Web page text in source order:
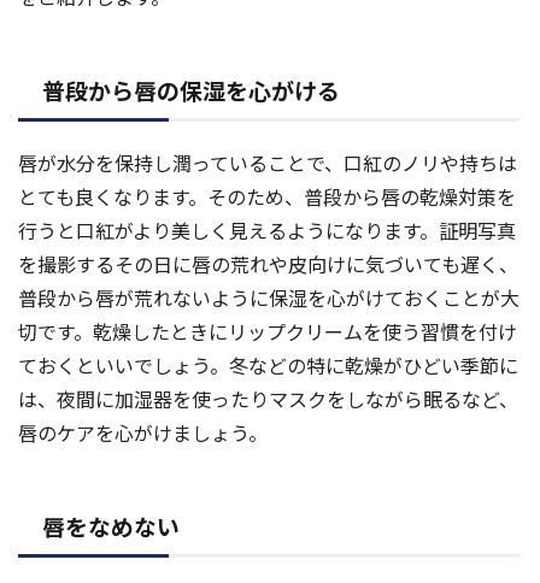
普段から唇の保湿を心がける
唇が水分を保持し潤っていることで、口紅のノリや持ちは
とても良くなります。そのため、普段から唇の乾燥対策を
行うと口紅がより美しく見えるようになります。証明写真
を撮影するその日に唇の荒れや皮向けに気づいても遅く、
普段から唇が荒れないように保湿を心がけておくことが大
切です。乾燥したときにリップクリームを使う習慣を付け
ておくといいでしょう。冬などの特に乾燥がひどい季節に
は、夜間に加湿器を使ったりマスクをしながら眠るなど、
唇のケアを心がけましょう。
唇をなめない